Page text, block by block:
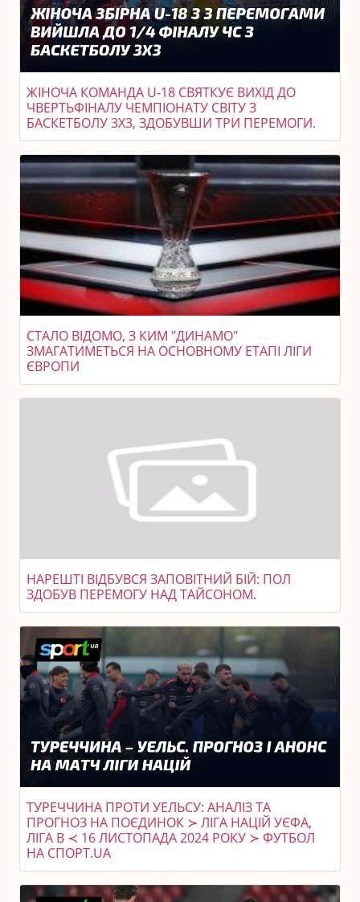
ЖІНОЧА КОМАНДА U-18 СВЯТКУЄ ВИХІД ДО
ЧВЕРТЬФІНАЛУ ЧЕМПІОНАТУ СВІТУ З
БАСКЕТБОЛУ 3X3, ЗДОБУВШИ ТРИ ПЕРЕМОГИ.
СТАЛО ВІДОМО, З КИМ "ДИНАМО"
ЗМАГАТИМЕТЬСЯ НА ОСНОВНОМУ ЕТАПІ ЛІГИ
ЄВРОПИ
НАРЕШТІ ВІДБУВСЯ ЗАПОВІТНИЙ БІЙ: ПОЛ
ЗДОБУВ ПЕРЕМОГУ НАД ТАЙСОНОМ.
ТУРЕЧЧИНА ПРОТИ УЕЛЬСУ: АНАЛІЗ ТА
ПРОГНОЗ НА ПОЄДИНОК ≻ ЛІГА НАЦІЙ УЄФА,
ЛІГА B ≺ 16 ЛИСТОПАДА 2024 РОКУ ≻ ФУТБОЛ
НА СПОРТ.UA